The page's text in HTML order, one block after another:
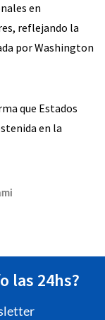
en
reflejando la
por Washington
que Estados
en la
las 24hs?